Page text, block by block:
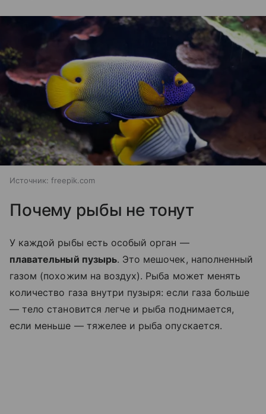
Источник: freepik.com
Почему рыбы не тонут
У каждой рыбы есть особый орган —
плавательный пузырь. Это мешочек, наполненный
газом (похожим на воздух). Рыба может менять
количество газа внутри пузыря: если газа больше
— тело становится легче и рыба поднимается,
если меньше — тяжелее и рыба опускается.